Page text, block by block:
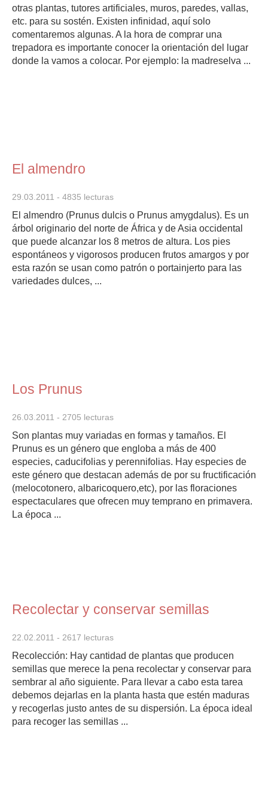
otras plantas, tutores artificiales, muros, paredes, vallas,
etc. para su sostén. Existen infinidad, aquí solo
comentaremos algunas. A la hora de comprar una
trepadora es importante conocer la orientación del lugar
donde la vamos a colocar. Por ejemplo: la madreselva ...
El almendro
29.03.2011 - 4835 lecturas
El almendro (Prunus dulcis o Prunus amygdalus). Es un
árbol originario del norte de África y de Asia occidental
que puede alcanzar los 8 metros de altura. Los pies
espontáneos y vigorosos producen frutos amargos y por
esta razón se usan como patrón o portainjerto para las
variedades dulces, ...
Los Prunus
26.03.2011 - 2705 lecturas
Son plantas muy variadas en formas y tamaños. El
Prunus es un género que engloba a más de 400
especies, caducifolias y perennifolias. Hay especies de
este género que destacan además de por su fructificación
(melocotonero, albaricoquero,etc), por las floraciones
espectaculares que ofrecen muy temprano en primavera.
La época ...
Recolectar y conservar semillas
22.02.2011 - 2617 lecturas
Recolección: Hay cantidad de plantas que producen
semillas que merece la pena recolectar y conservar para
sembrar al año siguiente. Para llevar a cabo esta tarea
debemos dejarlas en la planta hasta que estén maduras
y recogerlas justo antes de su dispersión. La época ideal
para recoger las semillas ...